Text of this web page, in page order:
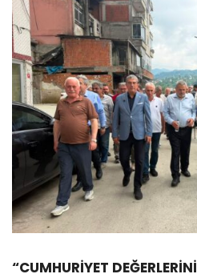
“CUMHURİYET